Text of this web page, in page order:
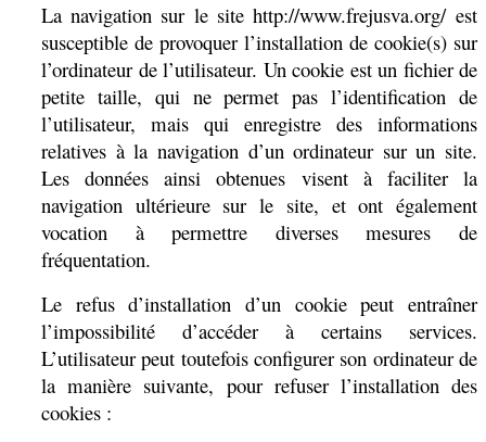
La navigation sur le site http://www.frejusva.org/ est
susceptible de provoquer l’installation de cookie(s) sur
l’ordinateur de l’utilisateur. Un cookie est un fichier de
petite taille, qui ne permet pas l’identification de
l’utilisateur, mais qui enregistre des informations
relatives à la navigation d’un ordinateur sur un site.
Les données ainsi obtenues visent à faciliter la
navigation ultérieure sur le site, et ont également
vocation à permettre diverses mesures de
fréquentation.
Le refus d’installation d’un cookie peut entraîner
l’impossibilité d’accéder à certains services.
L’utilisateur peut toutefois configurer son ordinateur de
la manière suivante, pour refuser l’installation des
cookies :